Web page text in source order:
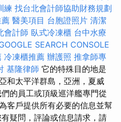
練 找台北會計師協助財務規劃
醫美項目 台胞證照片 清潔
會計師 臥式冷凍櫃 台中水療
SEARCH CONSOLE
冷凍櫃推薦 辦護照 推拿師專
基隆律師 它的特殊目的地是
和太平洋群島，亞洲，夏威
的員工或頂級巡洋艦專門從
客戶提供所有必要的信息並幫
疑問，評論或信息請求，請